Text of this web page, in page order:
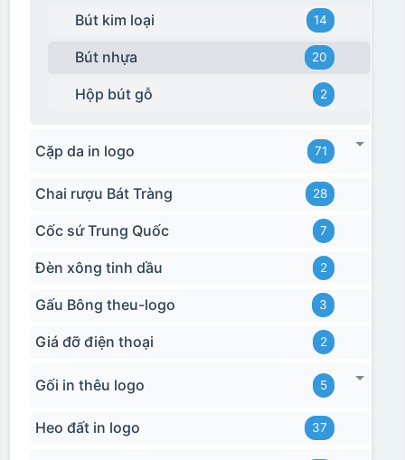
Bút kim loại 14
Bút nhựa 20
Hộp bút gỗ 2
Cặp da in logo 71
Chai rượu Bát Tràng 28
Cốc sứ Trung Quốc 7
Đèn xông tinh dầu 2
Gấu Bông theu-logo 3
Giá đỡ điện thoại 2
Gối in thêu logo 5
Heo đất in logo 37